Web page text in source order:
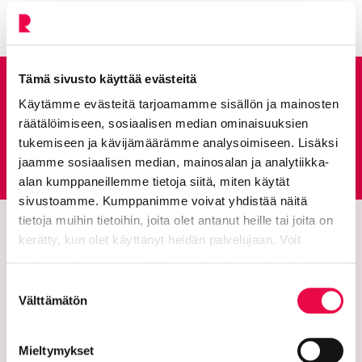
Tämä sivusto käyttää evästeitä
Käytämme evästeitä tarjoamamme sisällön ja mainosten
räätälöimiseen, sosiaalisen median ominaisuuksien
tukemiseen ja kävijämäärämme analysoimiseen. Lisäksi
jaamme sosiaalisen median, mainosalan ja analytiikka-
alan kumppaneillemme tietoja siitä, miten käytät
sivustoamme. Kumppanimme voivat yhdistää näitä
tietoja muihin tietoihin, joita olet antanut heille tai joita on
kerätty, kun olet käyttänyt heidän palvelujaan. Voit
valinta
Välttämätön
Mieltymykset
Anna palautetta
Palautepalvelu
Siirtyy ulkoiselle